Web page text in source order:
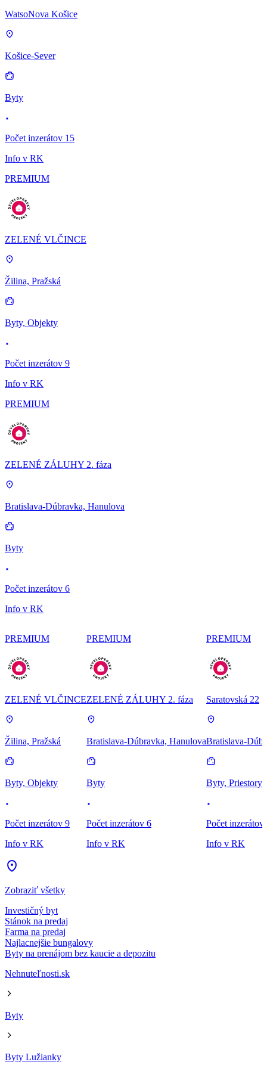
WatsoNova Košice
Košice-Sever
Byty
Počet inzerátov 15
Info v RK
PREMIUM
ZELENÉ VLČINCE
Žilina, Pražská
Byty, Objekty
Počet inzerátov 9
Info v RK
PREMIUM
ZELENÉ ZÁLUHY 2. fáza
Bratislava-Dúbravka, Hanulova
Byty
Počet inzerátov 6
Info v RK
PREMIUM
ZELENÉ VLČINCE
Žilina, Pražská
Byty, Objekty
Počet inzerátov 9
Info v RK
PREMIUM
ZELENÉ ZÁLUHY 2. fáza
Bratislava-Dúbravka, Hanulova
Byty
Počet inzerátov 6
Info v RK
PREMIUM
Saratovská 22
Bratislava-
Byty, Priestory
Počet inzerátov
Info v RK
Zobraziť všetky
Investičný byt
Stánok na predaj
Farma na predaj
Najlacnejšie bungalovy
Byty na prenájom bez kaucie a depozitu
Nehnuteľnosti.sk
Byty
Byty Lužianky